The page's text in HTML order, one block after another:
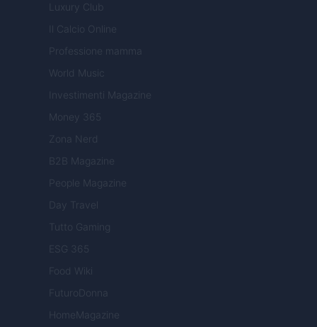
Luxury Club
Il Calcio Online
Professione mamma
World Music
Investimenti Magazine
Money 365
Zona Nerd
B2B Magazine
People Magazine
Day Travel
Tutto Gaming
ESG 365
Food Wiki
FuturoDonna
HomeMagazine